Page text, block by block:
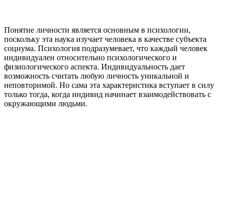
Понятие личности является основным в психологии,
поскольку эта наука изучает человека в качестве субъекта
социума. Психология подразумевает, что каждый человек
индивидуален относительно психологического и
физиологического аспекта. Индивидуальность дает
возможность считать любую личность уникальной и
неповторимой. Но сама эта характеристика вступает в силу
только тогда, когда индивид начинает взаимодействовать с
окружающими людьми.